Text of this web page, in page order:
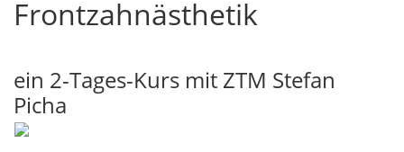
Frontzahnästhetik
ein 2-Tages-Kurs mit ZTM Stefan
Picha